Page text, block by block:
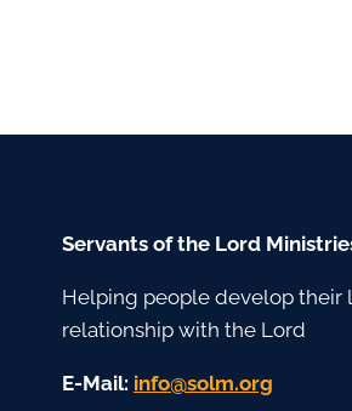
Servants of the Lord
Helping people develop their
relationship with the Lord
E-Mail: gro.mlos@ofni